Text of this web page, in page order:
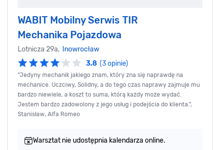
WABIT Mobilny Serwis TIR
Mechanika Pojazdowa
Lotnicza 29a,
Inowrocław
3.8 (3 opinie)
"Jedyny mechanik jakiego znam, który zna się naprawdę na
mechanice. Uczciwy, Solidny, a do tego czas naprawy zajmuje mu
bardzo niewiele, a koszt to suma, którą każdy może wydać.
Jestem bardzo zadowolony z jego usług i podejścia do klienta.",
Stanisław, Alfa Romeo
Warsztat nie udostępnia kalendarza online.